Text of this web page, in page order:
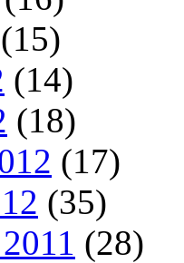
(15)
(14)
(18)
(17)
(35)
(28)